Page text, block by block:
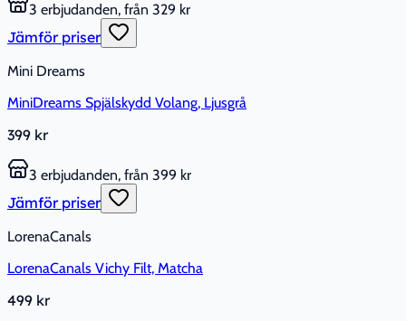
3 erbjudanden, från 329 kr
Jämför priser
Mini Dreams
MiniDreams Spjälskydd Volang, Ljusgrå
399 kr
3 erbjudanden, från 399 kr
Jämför priser
LorenaCanals
LorenaCanals Vichy Filt, Matcha
499 kr